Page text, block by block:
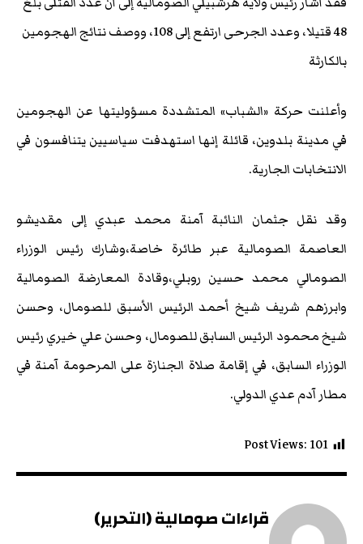
48 قتيلا، وعدد الجرحى ارتفع إلى 108، ووصف نتائج الهجومين
بالكارثة
وأعلنت حركة «الشباب» المتشددة مسؤوليتها عن الهجومين
في مدينة بلدوين، قائلة إنها استهدفت سياسيين يتنافسون في
الانتخابات الجارية.
وقد نقل جثمان النائبة آمنة محمد عبدي إلى مقديشو
العاصمة الصومالية عبر طائرة خاصة،وشارك رئيس الوزراء
الصومالي محمد حسين روبلي،وقادة المعارضة الصومالية
وابرزهم شريف شيخ أحمد الرئيس الأسبق للصومال، وحسن
شيخ محمود الرئيس السابق للصومال، وحسن علي خيري رئيس
الوزراء السابق، في إقامة صلاة الجنازة على المرحومة آمنة في
مطار آدم عدي الدولي.
Post Views: 101
قراءات صومالية (التحرير)